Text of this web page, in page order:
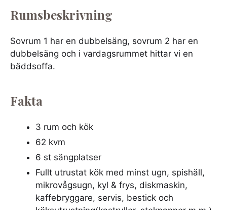
Rumsbeskrivning
Sovrum 1 har en dubbelsäng, sovrum 2 har en
dubbelsäng och i vardagsrummet hittar vi en
bäddsoffa.
Fakta
3 rum och kök
62 kvm
6 st sängplatser
Fullt utrustat kök med minst ugn, spishäll,
mikrovågsugn, kyl & frys, diskmaskin,
kaffebryggare, servis, bestick och
köksutrustning(kastruller, stekpannor m.m.)